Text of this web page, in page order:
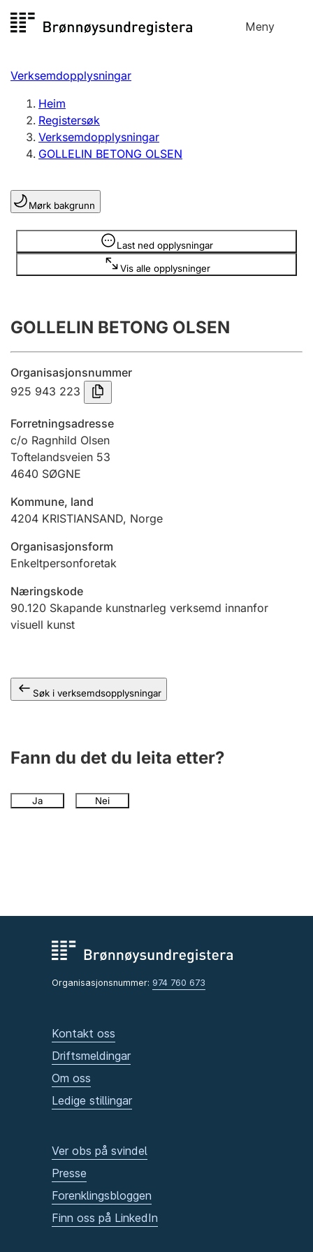
til
Meny
Registersøk
Aksjeselskap
Enkeltpersonføretak
Registrere, endre, slette
Lag og foreining
Registrere, endre, slette
Årsrekneskap
Innsending og forseinkingsgebyr
Jeger
Betaling og jegeravgiftskort
Ektepaktrettleiaren
Verksemdopplysningar
Heim
Registersøk
Verksemdopplysningar
GOLLELIN BETONG OLSEN
Mørk bakgrunn
Last ned opplysningar
Vis alle opplysninger
Opplysninger er skjult
GOLLELIN BETONG OLSEN
Organisasjonsnummer
925 943 223
Forretningsadresse
c/o Ragnhild Olsen
Toftelandsveien 53
4640 SØGNE
Kommune, land
4204 KRISTIANSAND, Norge
Organisasjonsform
Enkeltpersonforetak
Næringskode
90.120 Skapande kunstnarleg verksemd innanfor
visuell kunst
Søk i verksemdsopplysningar
Fann du det du leita etter?
Ja Nei
Organisasjonsnummer: 974 760 673
Kontakt oss
Driftsmeldingar
Om oss
Ledige stillingar
Ver obs på svindel
Presse
Forenklingsbloggen
Finn oss på LinkedIn